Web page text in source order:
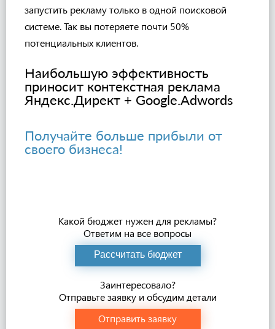
запустить рекламу только в одной поисковой
системе. Так вы потеряете почти 50%
потенциальных клиентов.
Наибольшую эффективность
приносит контекстная реклама
Яндекс.Директ + Google.Adwords
Получайте больше прибыли от
своего бизнеса!
Какой бюджет нужен для рекламы?
Ответим на все вопросы
Рассчитать бюджет
Заинтересовало?
Отправьте заявку и обсудим детали
Отправить заявку